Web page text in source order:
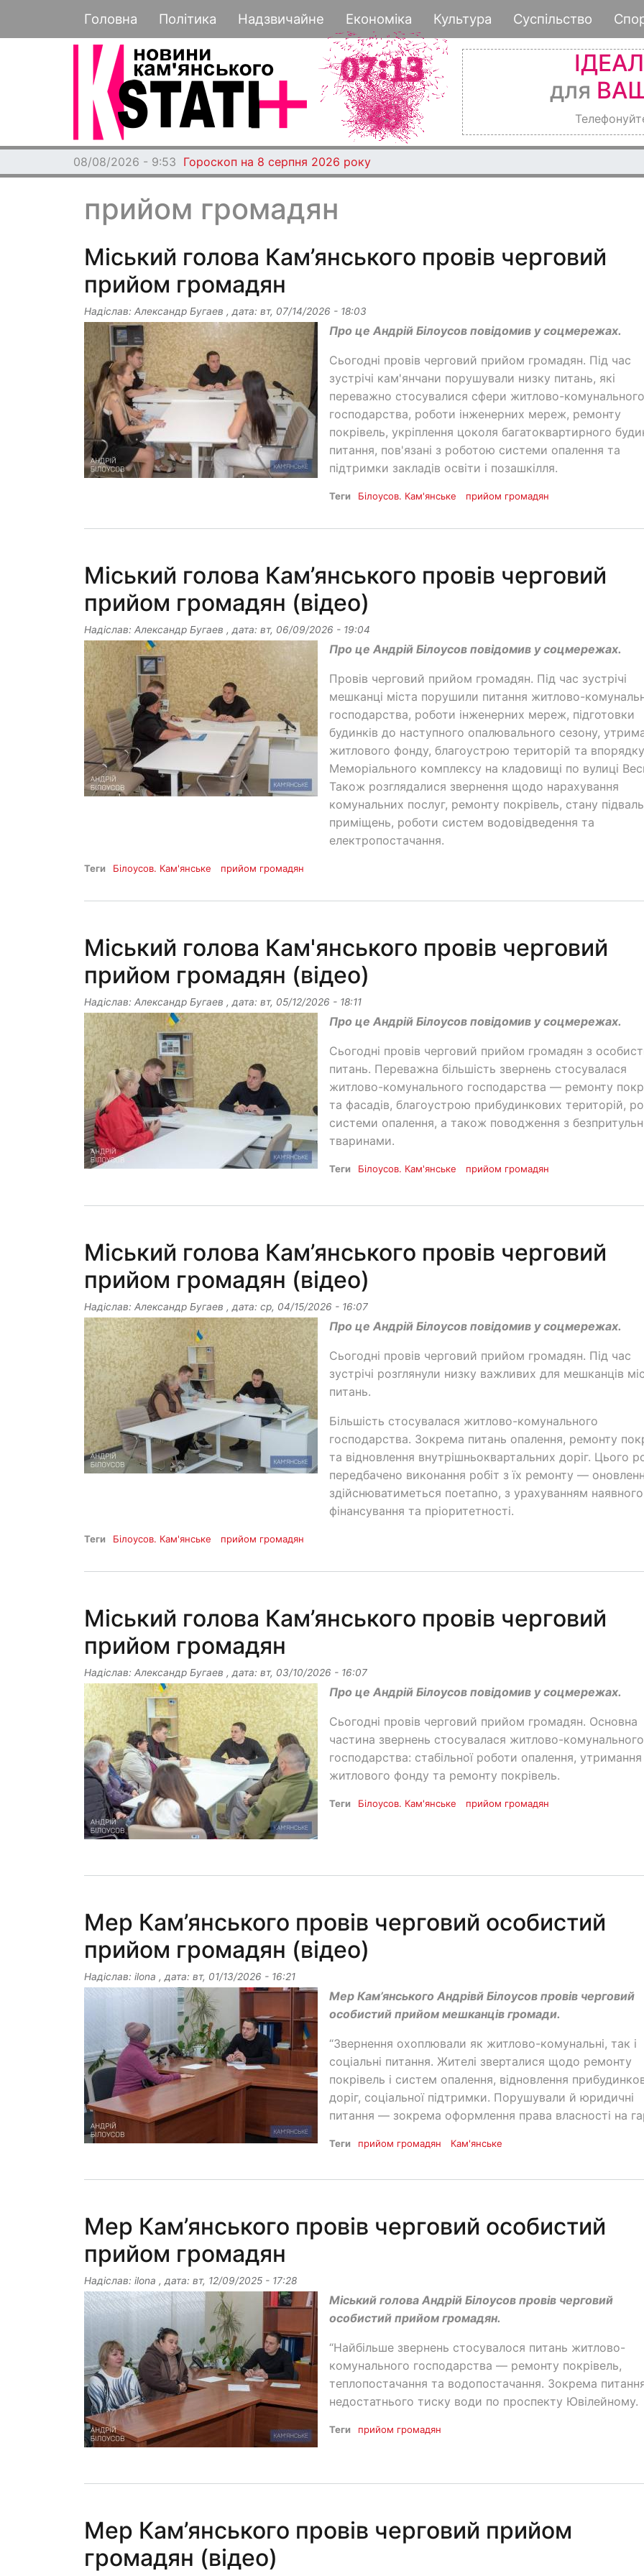
до
основного
Основная навигация
Головна Політика Надзвичайне Економіка Культура Суспільство
для
08/08/2026 - 9:53 Гороскоп на 8 серпня 2026 року
прийом громадян
Міський голова Кам’янського провів черговий
прийом громадян
Надіслав: Александр Бугаев , дата: вт, 07/14/2026 - 18:03
Про це Андрій Білоусов повідомив у соцмережах.
Сьогодні провів черговий прийом громадян. Під час
зустрічі кам'янчани порушували низку питань, які
переважно стосувалися сфери житлово-комунального
господарства, роботи інженерних мереж, ремонту
покрівель, укріплення цоколя багатоквартирного
питання, пов'язані з роботою системи опалення та
підтримки закладів освіти і позашкілля.
Теги Білоусов. Кам'янське прийом громадян
Міський голова Кам’янського провів черговий
прийом громадян (відео)
Надіслав: Александр Бугаев , дата: вт, 06/09/2026 - 19:04
Про це Андрій Білоусов повідомив у соцмережах.
Провів черговий прийом громадян. Під час зустрічі
мешканці міста порушили питання житлово-
господарства, роботи інженерних мереж, підготовки
будинків до наступного опалювального сезону,
житлового фонду, благоустрою територій та
Меморіального комплексу на кладовищі по вулиці
Також розглядалися звернення щодо нарахування
комунальних послуг, ремонту покрівель, стану
приміщень, роботи систем водовідведення та
електропостачання.
Теги Білоусов. Кам'янське прийом громадян
Міський голова Кам'янського провів черговий
прийом громадян (відео)
Надіслав: Александр Бугаев , дата: вт, 05/12/2026 - 18:11
Про це Андрій Білоусов повідомив у соцмережах.
Сьогодні провів черговий прийом громадян з
питань. Переважна більшість звернень стосувалася
житлово-комунального господарства — ремонту
та фасадів, благоустрою прибудинкових територій,
системи опалення, а також поводження з
тваринами.
Теги Білоусов. Кам'янське прийом громадян
Міський голова Кам’янського провів черговий
прийом громадян (відео)
Надіслав: Александр Бугаев , дата: ср, 04/15/2026 - 16:07
Про це Андрій Білоусов повідомив у соцмережах.
Сьогодні провів черговий прийом громадян. Під час
зустрічі розглянули низку важливих для мешканців
питань.
Більшість стосувалася житлово-комунального
господарства. Зокрема питань опалення, ремонту
та відновлення внутрішньоквартальних доріг. Цього
передбачено виконання робіт з їх ремонту —
здійснюватиметься поетапно, з урахуванням наявного
фінансування та пріоритетності.
Теги Білоусов. Кам'янське прийом громадян
Міський голова Кам’янського провів черговий
прийом громадян
Надіслав: Александр Бугаев , дата: вт, 03/10/2026 - 16:07
Про це Андрій Білоусов повідомив у соцмережах.
Сьогодні провів черговий прийом громадян. Основна
частина звернень стосувалася житлово-комунального
господарства: стабільної роботи опалення, утримання
житлового фонду та ремонту покрівель.
Теги Білоусов. Кам'янське прийом громадян
Мер Кам’янського провів черговий особистий
прийом громадян (відео)
Надіслав: ilona , дата: вт, 01/13/2026 - 16:21
Мер Кам’янського Андрівй Білоусов провів черговий
особистий прийом мешканців громади.
“Звернення охоплювали як житлово-комунальні, так і
соціальні питання. Жителі зверталися щодо ремонту
покрівель і систем опалення, відновлення
доріг, соціальної підтримки. Порушували й юридичні
питання — зокрема оформлення права власності на
Теги прийом громадян Кам'янське
Мер Кам’янського провів черговий особистий
прийом громадян
Надіслав: ilona , дата: вт, 12/09/2025 - 17:28
Міський голова Андрій Білоусов провів черговий
особистий прийом громадян.
“Найбільше звернень стосувалося питань житлово-
комунального господарства — ремонту покрівель,
теплопостачання та водопостачання. Зокрема
недостатнього тиску води по проспекту Ювілейному.
Теги прийом громадян
Мер Кам’янського провів черговий прийом
громадян (відео)